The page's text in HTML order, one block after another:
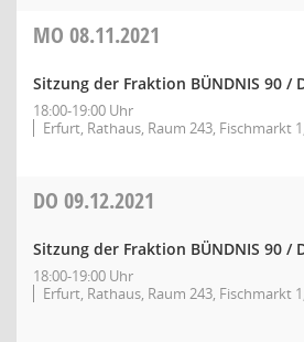
MO 08.11.2021
Sitzung der Fraktion BÜNDNIS 90 /
18:00-19:00 Uhr
Erfurt, Rathaus, Raum 243, Fischmarkt
DO 09.12.2021
Sitzung der Fraktion BÜNDNIS 90 /
18:00-19:00 Uhr
Erfurt, Rathaus, Raum 243, Fischmarkt